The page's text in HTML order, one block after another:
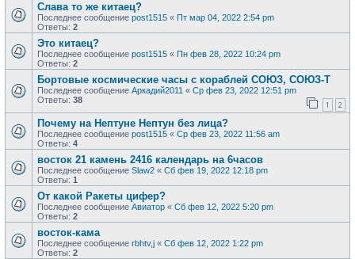
Слава то же китаец?
Последнее сообщение post1515 « Пт мар 04, 2022 2:54 pm
Ответы: 2
Это китаец?
Последнее сообщение post1515 « Пн фев 28, 2022 10:24 pm
Ответы: 2
Бортовые космические часы с кораблей СОЮЗ, СОЮЗ-Т
Последнее сообщение Аркадий2011 « Ср фев 23, 2022 12:51 pm
Ответы: 38 1 2
Почему на Нептуне Нептун без лица?
Последнее сообщение post1515 « Ср фев 23, 2022 11:56 am
Ответы: 4
восток 21 камень 2416 календарь на 6часов
Последнее сообщение Slaw2 « Сб фев 19, 2022 12:18 pm
Ответы: 1
От какой Ракеты цифер?
Последнее сообщение Авиатор « Сб фев 12, 2022 5:20 pm
Ответы: 2
восток-кама
Последнее сообщение rbhtv,j « Сб фев 12, 2022 1:22 pm
Ответы: 2